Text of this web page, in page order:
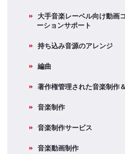
大手音楽レーベル向け動画
ーションサポート
持ち込み音源のアレンジ
編曲
著作権管理された音楽制作
音楽制作
音楽制作サービス
音楽動画制作